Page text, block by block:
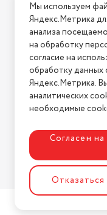
Нашли
2026 © Интернет-
Мы используем
Яндекс.Метрика
анализа
на обработку
согласие на
обработку
Яндекс.Метрика.
аналитических
необходимые
Согласен